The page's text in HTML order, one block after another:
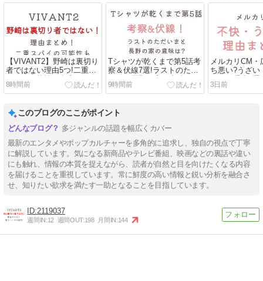
【VIVANT2】野崎は裏切り
者ではない理由5つ!二重ス
パイの可能性も考察!
8時間前
Tシャツが乾くまで第5話考
察＆伏線7選!ラストのただ
いまと長野の家の意味は?
9時間前
メルカリCM・
ち悪い?うざい
われる理由5選!
3日前
このブログのここがポイント
多ジャンルの話題を幅広くカバー
最新のエンタメやポップカルチャーを多角的に追求し、独自の視点で丁寧
に解説しています。気になる新商品やテレビ番組、映画などの裏話や違い
にも触れ、情報の本質を捉えながら、読者が自然と目を向けたくなる内容
を届けることを重視しています。常に鮮度の高い情報と鋭い分析を融合さ
せ、知りたい欲求を満たす一助となることを目指しています。
2119037
週間IN:12 週間OUT:198 月間IN:144